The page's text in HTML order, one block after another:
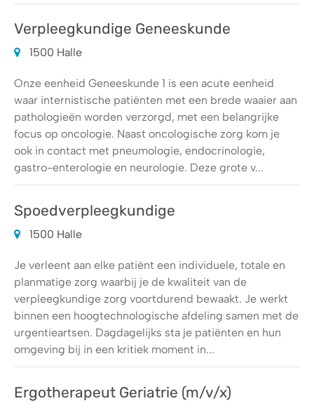
Verpleegkundige Geneeskunde
1500 Halle
Onze eenheid Geneeskunde 1 is een acute eenheid
waar internistische patiënten met een brede waaier aan
pathologieën worden verzorgd, met een belangrijke
focus op oncologie. Naast oncologische zorg kom je
ook in contact met pneumologie, endocrinologie,
gastro-enterologie en neurologie. Deze grote v...
Spoedverpleegkundige
1500 Halle
Je verleent aan elke patiënt een individuele, totale en
planmatige zorg waarbij je de kwaliteit van de
verpleegkundige zorg voortdurend bewaakt. Je werkt
binnen een hoogtechnologische afdeling samen met de
urgentieartsen. Dagdagelijks sta je patiënten en hun
omgeving bij in een kritiek moment in...
Ergotherapeut Geriatrie (m/v/x)